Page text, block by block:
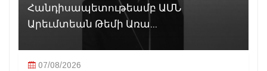
Հանդիսապետութեամբ ԱՄՆ
Արեւմտեան Թեմի Առա...
07/08/2026